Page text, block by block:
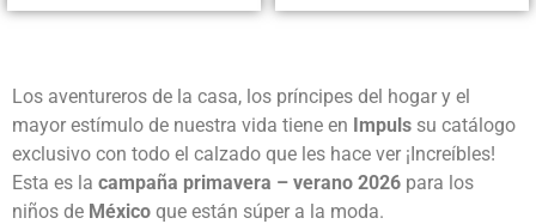
Los aventureros de la casa, los príncipes del hogar y el
mayor estímulo de nuestra vida tiene en Impuls su catálogo
exclusivo con todo el calzado que les hace ver ¡Increíbles!
Esta es la campaña primavera – verano 2026 para los
niños de México que están súper a la moda.